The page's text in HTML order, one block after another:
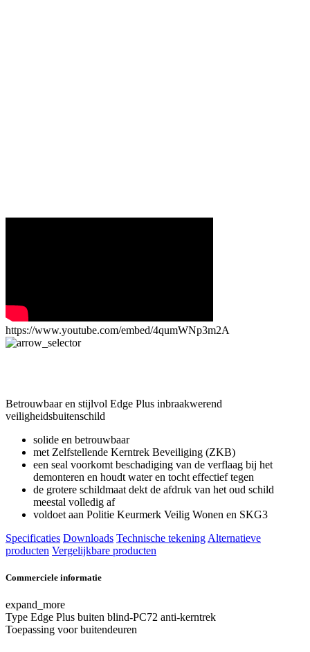
https://www.youtube.com/embed/4qumWNp3m2A
Betrouwbaar en stijlvol Edge Plus inbraakwerend
veiligheidsbuitenschild
solide en betrouwbaar
met Zelfstellende Kerntrek Beveiliging (ZKB)
een seal voorkomt beschadiging van de verflaag bij het
demonteren en houdt water en tocht effectief tegen
de grotere schildmaat dekt de afdruk van het oud schild
meestal volledig af
voldoet aan Politie Keurmerk Veilig Wonen en SKG3
Specificaties Downloads Technische tekening Alternatieve
producten Vergelijkbare producten
Commerciele informatie
expand_more
Type Edge Plus buiten blind-PC72 anti-kerntrek
Toepassing voor buitendeuren